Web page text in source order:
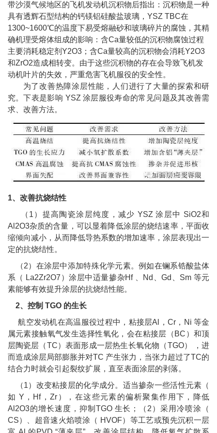
带沙漠气候地区的飞机发动机沉积物后指出：沉积物是一种
具有透辉石型结构的钙镁铝硅酸盐玻璃， YSZ TBC在
1300~1600℃的温度下易受熔融砂和玻璃碎片的腐蚀，其精
确机理受熔体组成的影响：含Ca量较低的沉积物腐蚀过程
主要消耗稳定剂 Y2O3；含Ca量较高的沉积物会消耗Y2O3
和ZrO2造成相转变。由于这些沉积物的存在会导致飞机发
动机叶片的失效，严重危害飞机服役的安全性。
为了改善热障涂层性能，人们进行了大量的探索和研
究。下表是影响 YSZ 涂层服役寿命的常见问题及其改善需
求、改善方法。
1、改善抗烧结性
（ 1 ）提高陶瓷涂层纯度，减少 YSZ涂层中 SiO2和
Al2O3杂质的含量，可以显着降低涂层的烧结速率，平面收
缩倾向减小，从而降低导热系数的增加速率，涂层表现出一
定的抗烧结性。
（2）在涂层中添加特殊化学元素。例如在镧系锆酸盐体
系（ La2Zr2O7 ）涂层中适量掺杂Hf Nd 、Gd Sm 等元
素能够有效提升涂层的抗烧结性能。
2、控制 TGO 的生长
航空发动机在高温服役过程中，粘接层Al ，Cr ， Ni等金
属元素接触氧气发生选择性氧化，会在粘接层（ BC ）和顶
层陶瓷层（TC）表面形成一层热生长氧化物（TGO）
，进
而造成涂层局部膨胀并对TC 产生张力，当张力超过了TC的
结合力时就会引起裂纹扩展，直至表面涂层的剥落。
（1）改变粘接层的化学成分。适当掺杂一些活性元素（
如 Y ， Hf，Zr ），在这些元素的偏析聚集作用下，降低
Al2O3的增长速度，抑制 TGO 生长；（ 2 ）采用冷喷涂（
CS）、超音速火焰喷涂（ HVOF）等工艺或预先沉积一层